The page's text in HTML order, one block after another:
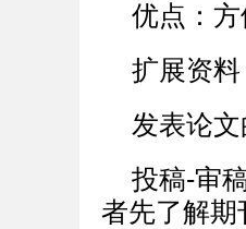
优点：
扩展资料
发表论
投稿-审
者先了解